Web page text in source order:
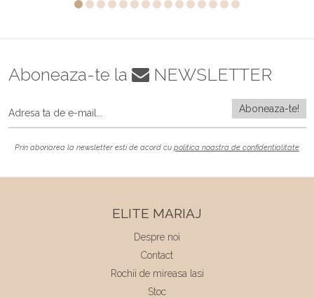
Aboneaza-te la NEWSLETTER
Prin abonarea la newsletter esti de acord cu politica noastra de confidentialitate
ELITE MARIAJ
Despre noi
Contact
Rochii de mireasa Iasi
Stoc